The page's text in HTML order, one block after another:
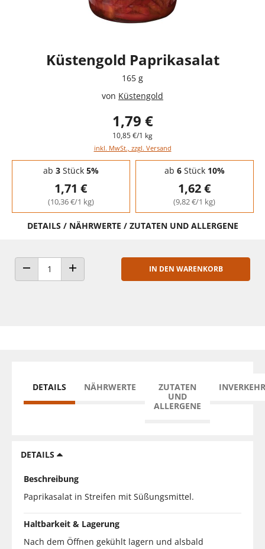
Küstengold Paprikasalat
165 g
von Küstengold
1,79 €
10,85 €/1 kg
inkl. MwSt., zzgl. Versand
Staffelpreise - Mengenrabatt
ab 3Stück 5%
1,71 €
(10,36 €/1 kg)
ab 6Stück 10%
1,62 €
(9,82 €/1 kg)
DETAILS / NÄHRWERTE / ZUTATEN UND ALLERGENE
ANZAHL VERRINGERNANZAHL ERHÖHEN
IN DEN WARENKORB
DETAILS NÄHRWERTE
ZUTATEN
UND
ALLERGENE
DETAILS
Beschreibung
Paprikasalat in Streifen mit Süßungsmittel.
Haltbarkeit & Lagerung
Nach dem Öffnen gekühlt lagern und alsbald